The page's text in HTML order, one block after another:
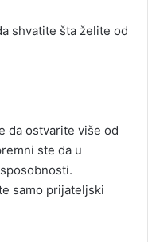
shvatite šta želite od
da ostvarite više od
ste da u
samo prijateljski